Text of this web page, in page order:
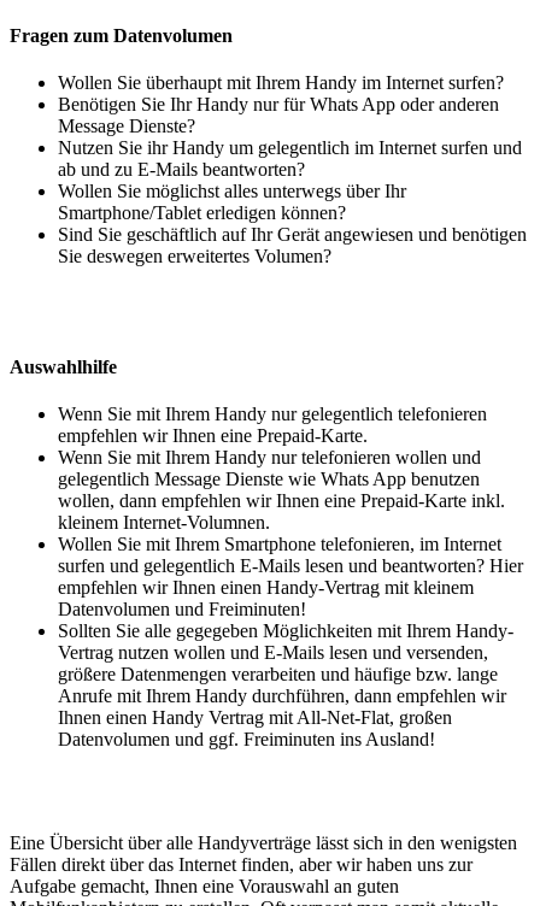
Fragen zum Datenvolumen
Wollen Sie überhaupt mit Ihrem Handy im Internet surfen?
Benötigen Sie Ihr Handy nur für Whats App oder anderen
Message Dienste?
Nutzen Sie ihr Handy um gelegentlich im Internet surfen und
ab und zu E-Mails beantworten?
Wollen Sie möglichst alles unterwegs über Ihr
Smartphone/Tablet erledigen können?
Sind Sie geschäftlich auf Ihr Gerät angewiesen und benötigen
Sie deswegen erweitertes Volumen?
Auswahlhilfe
Wenn Sie mit Ihrem Handy nur gelegentlich telefonieren
empfehlen wir Ihnen eine Prepaid-Karte.
Wenn Sie mit Ihrem Handy nur telefonieren wollen und
gelegentlich Message Dienste wie Whats App benutzen
wollen, dann empfehlen wir Ihnen eine Prepaid-Karte inkl.
kleinem Internet-Volumnen.
Wollen Sie mit Ihrem Smartphone telefonieren, im Internet
surfen und gelegentlich E-Mails lesen und beantworten? Hier
empfehlen wir Ihnen einen Handy-Vertrag mit kleinem
Datenvolumen und Freiminuten!
Sollten Sie alle gegegeben Möglichkeiten mit Ihrem Handy-
Vertrag nutzen wollen und E-Mails lesen und versenden,
größere Datenmengen verarbeiten und häufige bzw. lange
Anrufe mit Ihrem Handy durchführen, dann empfehlen wir
Ihnen einen Handy Vertrag mit All-Net-Flat, großen
Datenvolumen und ggf. Freiminuten ins Ausland!
Eine Übersicht über alle Handyverträge lässt sich in den wenigsten
Fällen direkt über das Internet finden, aber wir haben uns zur
Aufgabe gemacht, Ihnen eine Vorauswahl an guten